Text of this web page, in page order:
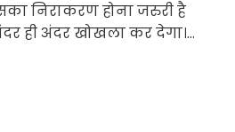
निराकरण होना जरुरी है
ही अंदर खोखला कर देगा।…